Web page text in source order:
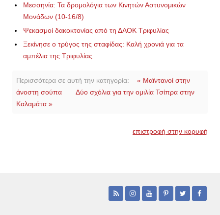
Μεσσηνία: Τα δρομολόγια των Κινητών Αστυνομικών
Μονάδων (10-16/8)
Ψεκασμοί δακοκτονίας από τη ΔΑΟΚ Τριφυλίας
Ξεκίνησε ο τρύγος της σταφίδας: Καλή χρονιά για τα
αμπέλια της Τριφυλίας
Περισσότερα σε αυτή την κατηγορία:
« Μαϊντανοί στην
άνοστη σούπα
Δύο σχόλια για την ομιλία Τσίπρα στην
Καλαμάτα »
επιστροφή στην κορυφή